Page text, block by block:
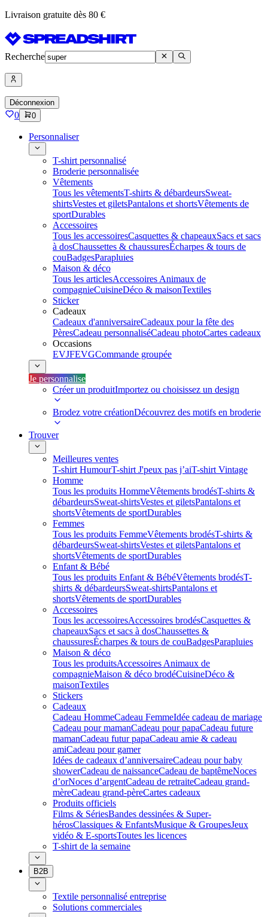
Livraison gratuite dès 80 €
Recherche
Déconnexion
0 0
Personnaliser
T-shirt personnalisé
Broderie personnalisée
Vêtements
Tous les vêtementsT-shirts & débardeursSweat-
shirtsVestes et giletsPantalons et shortsVêtements de
sportDurables
Accessoires
Tous les accessoiresCasquettes & chapeauxSacs et sacs
à dosChaussettes & chaussuresÉcharpes & tours de
couBadgesParapluies
Maison & déco
Tous les articlesAccessoires Animaux de
compagnieCuisineDéco & maisonTextiles
Sticker
Cadeaux
Cadeaux d'anniversaireCadeaux pour la fête des
PèresCadeau personnaliséCadeau photoCartes cadeaux
Occasions
EVJFEVGCommande groupée
Je personnalise
Créer un produitImportez ou choisissez un design
Brodez votre créationDécouvrez des motifs en broderie
Trouver
Meilleures ventes
T-shirt HumourT-shirt J'peux pas j’aiT-shirt Vintage
Homme
Tous les produits HommeVêtements brodésT-shirts &
débardeursSweat-shirtsVestes et giletsPantalons et
shortsVêtements de sportDurables
Femmes
Tous les produits FemmeVêtements brodésT-shirts &
débardeursSweat-shirtsVestes et giletsPantalons et
shortsVêtements de sportDurables
Enfant & Bébé
Tous les produits Enfant & BébéVêtements brodésT-
shirts & débardeursSweat-shirtsPantalons et
shortsVêtements de sportDurables
Accessoires
Tous les accessoiresAccessoires brodésCasquettes &
chapeauxSacs et sacs à dosChaussettes &
chaussuresÉcharpes & tours de couBadgesParapluies
Maison & déco
Tous les produitsAccessoires Animaux de
compagnieMaison & déco brodéCuisineDéco &
maisonTextiles
Stickers
Cadeaux
Cadeau HommeCadeau FemmeIdée cadeau de mariage​
Cadeau pour mamanCadeau pour papaCadeau future
mamanCadeau futur papaCadeau amie & cadeau
amiCadeau pour gamer
Idées de cadeaux d’anniversaireCadeau pour baby
showerCadeau de naissanceCadeau de baptêmeNoces
d’orNoces d’argentCadeau de retraiteCadeau grand-
mèreCadeau grand-pèreCartes cadeaux
Produits officiels
Films & SériesBandes dessinées & Super-
hérosClassiques & EnfantsMusique & GroupesJeux
vidéo & E-sportsToutes les licences
T-shirt de la semaine
B2B
Textile personnalisé entreprise
Solutions commerciales